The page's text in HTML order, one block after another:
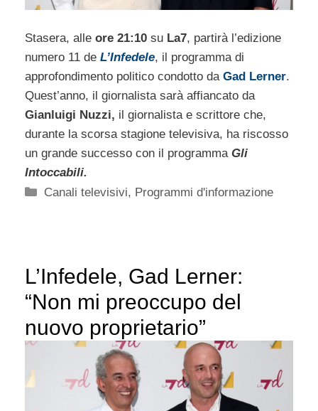
Stasera, alle ore 21:10 su La7, partirà l’edizione
numero 11 de L’Infedele, il programma di
approfondimento politico condotto da Gad Lerner.
Quest’anno, il giornalista sarà affiancato da
Gianluigi Nuzzi, il giornalista e scrittore che,
durante la scorsa stagione televisiva, ha riscosso
un grande successo con il programma Gli
Intoccabili.
Categorie
Canali televisivi, Programmi d'informazione
L’Infedele, Gad Lerner:
“Non mi preoccupo del
nuovo proprietario”